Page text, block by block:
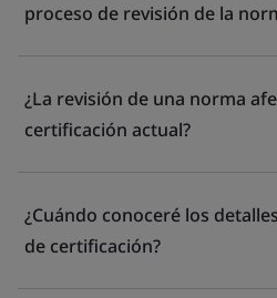
proceso de revisión de la
¿La revisión de una norma
certificación actual?
¿Cuándo conoceré los
de certificación?